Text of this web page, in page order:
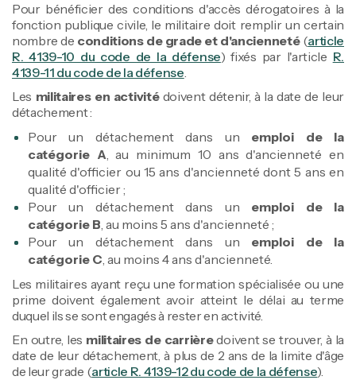
Pour bénéficier des conditions d'accès dérogatoires à la
fonction publique civile, le militaire doit remplir un certain
nombre de conditions de grade et d'ancienneté(article
R. 4139-10 du code de la défense) fixés par l'article R.
4139-11 du code de la défense.
Les militaires en activitédoivent détenir, à la date de leur
détachement :
Pour un détachement dans un emploi de la
catégorie A, au minimum 10 ans d'ancienneté en
qualité d'officier ou 15 ans d'ancienneté dont 5 ans en
qualité d'officier ;
Pour un détachement dans un emploi de la
catégorie B, au moins 5 ans d'ancienneté ;
Pour un détachement dans un emploi de la
catégorie C, au moins 4 ans d'ancienneté.
Les militaires ayant reçu une formation spécialisée ou une
prime doivent également avoir atteint le délai au terme
duquel ils se sont engagés à rester en activité.
En outre, les militaires de carrièredoivent se trouver, à la
date de leur détachement, à plus de 2 ans de la limite d'âge
de leur grade (article R. 4139-12 du code de la défense).